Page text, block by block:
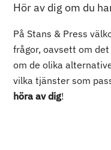
Hör av dig om du
På Stans & Press
frågor, oavsett om
om de olika
vilka tjänster som
höra av dig!